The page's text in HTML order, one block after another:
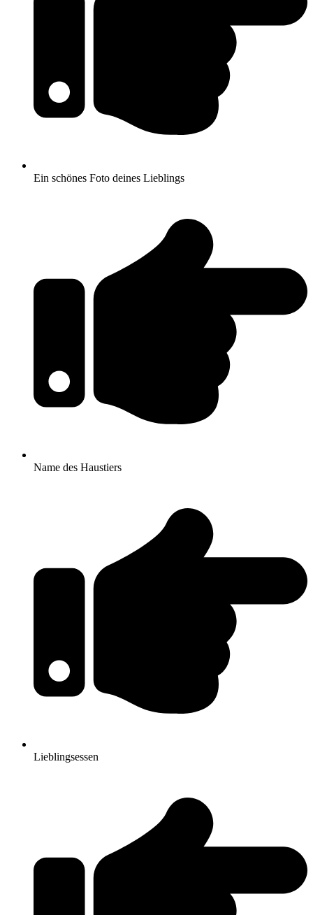
Ein schönes Foto deines Lieblings
Name des Haustiers
Lieblingsessen